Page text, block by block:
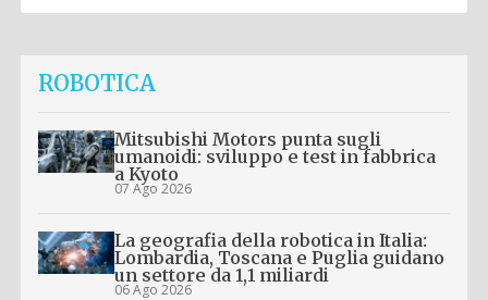
ROBOTICA
Mitsubishi Motors punta sugli
umanoidi: sviluppo e test in fabbrica
a Kyoto
07 Ago 2026
La geografia della robotica in Italia:
Lombardia, Toscana e Puglia guidano
un settore da 1,1 miliardi
06 Ago 2026